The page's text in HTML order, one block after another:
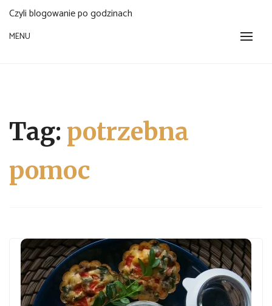
Czyli blogowanie po godzinach
MENU
Tag: potrzebna
pomoc